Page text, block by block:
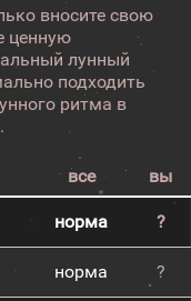
вносите свою
ценную
лунный
подходить
ритма в
все вы
норма ?
норма ?